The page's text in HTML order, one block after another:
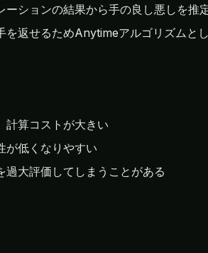
ションの結果から手の良し悪しを推
返せるためAnytimeアルゴリズムと
計算コストが大きい
が低くなりやすい
大評価してしまうことがある